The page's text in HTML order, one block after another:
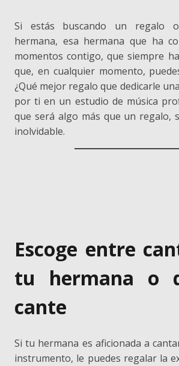
Si estás buscando un regalo
hermana, esa hermana que ha
momentos contigo, que siempre
que, en cualquier momento,
¿Qué mejor regalo que dedicarle
por ti en un estudio de música
que será algo más que un regalo,
inolvidable.
Escoge entre
tu hermana o
cante
Si tu hermana es aficionada a
instrumento, le puedes regalar la